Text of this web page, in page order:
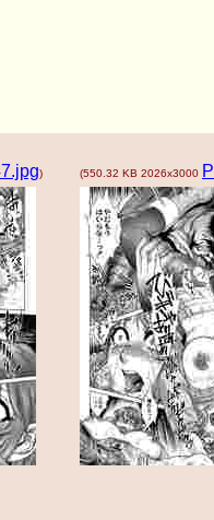
) (550.32 KB 2026x3000